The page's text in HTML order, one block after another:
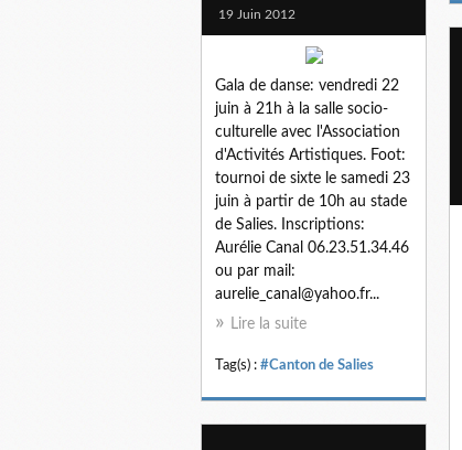
19 Juin 2012
Gala de danse: vendredi 22
juin à 21h à la salle socio-
culturelle avec l'Association
d'Activités Artistiques. Foot:
tournoi de sixte le samedi 23
juin à partir de 10h au stade
de Salies. Inscriptions:
Aurélie Canal 06.23.51.34.46
ou par mail:
aurelie_canal@yahoo.fr...
Lire la suite
Tag(s) : #Canton de Salies